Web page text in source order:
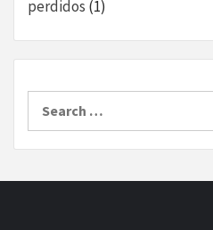
perdidos (1)